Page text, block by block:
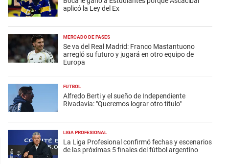
aplicó la Ley del Ex
MERCADO DE PASES
Se va del Real Madrid: Franco Mastantuono
arregló su futuro y jugará en otro equipo de
Europa
FÚTBOL
Alfredo Berti y el sueño de Independiente
Rivadavia: "Queremos lograr otro título"
LIGA PROFESIONAL
La Liga Profesional confirmó fechas y escenarios
de las próximas 5 finales del fútbol argentino